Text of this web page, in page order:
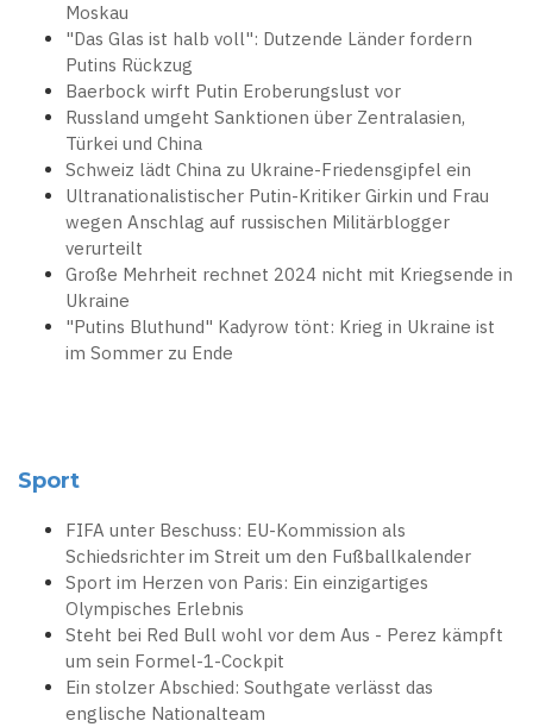
Moskau
"Das Glas ist halb voll": Dutzende Länder fordern
Putins Rückzug
Baerbock wirft Putin Eroberungslust vor
Russland umgeht Sanktionen über Zentralasien,
Türkei und China
Schweiz lädt China zu Ukraine-Friedensgipfel ein
Ultranationalistischer Putin-Kritiker Girkin und Frau
wegen Anschlag auf russischen Militärblogger
verurteilt
Große Mehrheit rechnet 2024 nicht mit Kriegsende in
Ukraine
"Putins Bluthund" Kadyrow tönt: Krieg in Ukraine ist
im Sommer zu Ende
Sport
FIFA unter Beschuss: EU-Kommission als
Schiedsrichter im Streit um den Fußballkalender
Sport im Herzen von Paris: Ein einzigartiges
Olympisches Erlebnis
Steht bei Red Bull wohl vor dem Aus - Perez kämpft
um sein Formel-1-Cockpit
Ein stolzer Abschied: Southgate verlässt das
englische Nationalteam